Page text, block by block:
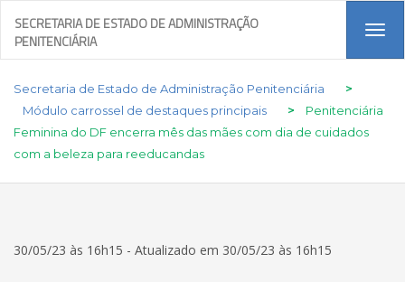
SECRETARIA DE ESTADO DE ADMINISTRAÇÃO
PENITENCIÁRIA
Secretaria de Estado de Administração Penitenciária
>
Módulo carrossel de destaques principais
>
Penitenciária
Feminina do DF encerra mês das mães com dia de cuidados
com a beleza para reeducandas
30/05/23 às 16h15 - Atualizado em 30/05/23 às 16h15